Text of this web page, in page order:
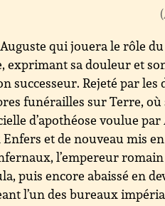
Auguste qui jouera le rôle
exprimant sa douleur et
successeur. Rejeté par les
funérailles sur Terre, où
d’apothéose voulue
et de nouveau mis
l’empereur
puis encore abaissé en
l’un des bureaux